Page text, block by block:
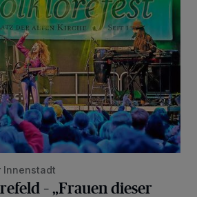
Innenstadt
– „Frauen dieser